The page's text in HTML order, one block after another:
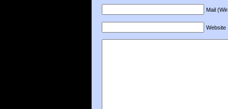
Mail
Website